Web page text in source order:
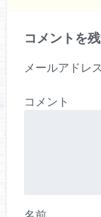
コメントを
メールアドレ
コメント
名前